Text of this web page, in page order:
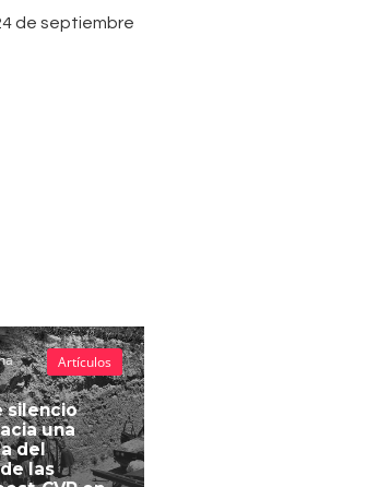
de septiembre
silencio
una
del
las
Artículos